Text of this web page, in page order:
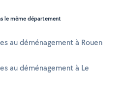
le même département
au déménagement à Rouen
au déménagement à Le